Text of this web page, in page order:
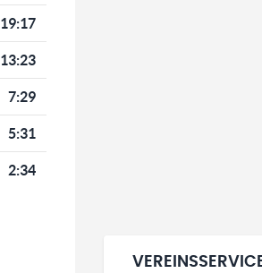
19:17
13:23
7:29
5:31
2:34